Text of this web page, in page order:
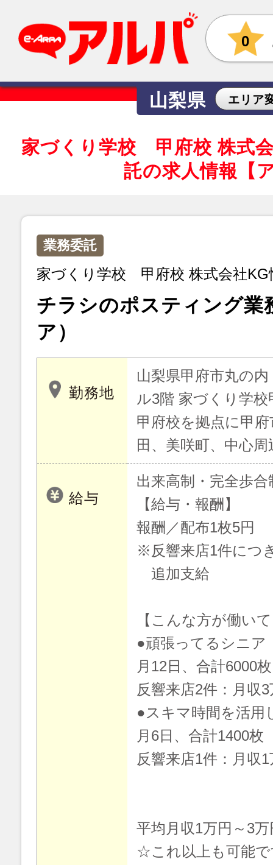
0
山梨県 エリア
家づくり学校 甲府校 株式
託の求人情報【
業務委託
家づくり学校 甲府校 株式会社KG
チラシのポスティング業
ア）
勤務地
山梨県甲府市丸の
ル3階 家づくり学
甲府校を拠点に甲
田、美咲町、中心
給与
出来高制・完全歩合
【給与・報酬】
報酬／配布1枚5円
※反響来店1件につ
追加支給
【こんな方が働い
●頑張ってるシニア
月12日、合計6000
反響来店2件：月収
●スキマ時間を活用
月6日、合計1400枚
反響来店1件：月収
平均月収1万円～3万
☆これ以上も可能